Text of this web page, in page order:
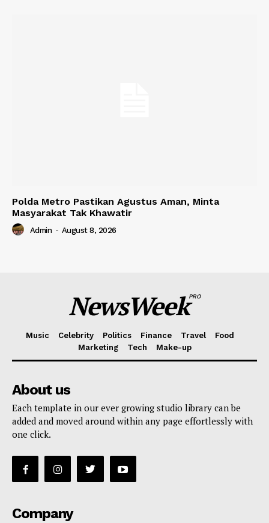
Polda Metro Pastikan Agustus Aman, Minta
Masyarakat Tak Khawatir
Admin - August 8, 2026
NewsWeekPRO
Music Celebrity Politics Finance Travel
Food
Marketing
Tech Make-up
About us
Each template in our ever growing studio library can be
added and moved around within any page effortlessly with
one click.
Company